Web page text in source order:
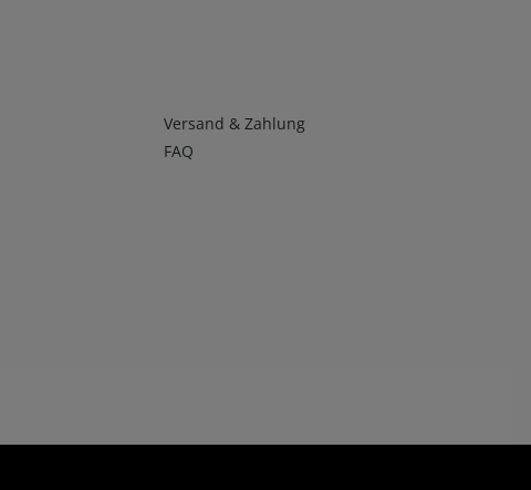
Infos 4
Versand & Zahlung
FAQ